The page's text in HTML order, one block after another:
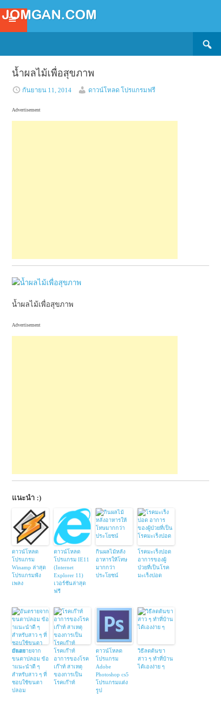
น้ำผลไม้เพื่อสุขภาพ
กันยายน 11, 2014 ดาวน์โหลด โปรแกรมฟรี
Advertisement
น้ำผลไม้เพื่อสุขภาพ
Advertisement
แนะนำ :)
ดาวน์โหลด
โปรแกรม
Winamp ล่าสุด
โปรแกรมฟัง
เพลง
ดาวน์โหลด
โปรแกรม IE11
(Internet
Explorer 11)
เวอร์ชันล่าสุด
ฟรี
กินผลไม้หลัง
อาหารให้โทษ
มากกว่า
ประโยชน์
โรคมะเร็งปอด
อาการของผู้
ป่วยที่เป็นโรค
มะเร็งปอด
อันตรายจาก
ขนตาปลอม ข้อ
าแนะนำดี ๆ
สำหรับสาว ๆ ที่
ชอบใช้ขนตา
ปลอม
โรคเก๊าท์
อาการของโรค
เก๊าท์ สาเหตุ
ของการเป็น
โรคเก๊าท์
ดาวน์โหลด
โปรแกรม
Adobe
Photoshop cs5
โปรแกรมแต่ง
รูป
วิธีลดต้นขา
สาว ๆ ทำที่บ้าน
ได้เองง่าย ๆ